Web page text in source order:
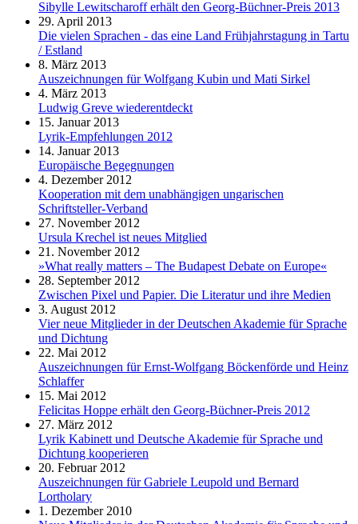
Sibylle Lewitscharoff erhält den Georg-Büchner-Preis 2013
29. April 2013
Die vielen Sprachen - das eine Land Frühjahrstagung in Tartu
/ Estland
8. März 2013
Auszeichnungen für Wolfgang Kubin und Mati Sirkel
4. März 2013
Ludwig Greve wiederentdeckt
15. Januar 2013
Lyrik-Empfehlungen 2012
14. Januar 2013
Europäische Begegnungen
4. Dezember 2012
Kooperation mit dem unabhängigen ungarischen
Schriftsteller-Verband
27. November 2012
Ursula Krechel ist neues Mitglied
21. November 2012
»What really matters – The Budapest Debate on Europe«
28. September 2012
Zwischen Pixel und Papier. Die Literatur und ihre Medien
3. August 2012
Vier neue Mitglieder in der Deutschen Akademie für Sprache
und Dichtung
22. Mai 2012
Auszeichnungen für Ernst-Wolfgang Böckenförde und Heinz
Schlaffer
15. Mai 2012
Felicitas Hoppe erhält den Georg-Büchner-Preis 2012
27. März 2012
Lyrik Kabinett und Deutsche Akademie für Sprache und
Dichtung kooperieren
20. Februar 2012
Auszeichnungen für Gabriele Leupold und Bernard
Lortholary
1. Dezember 2010